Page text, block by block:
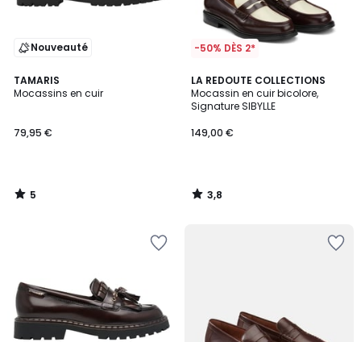
Nouveauté
TAMARIS
Mocassins en cuir
79,95 €
5
/
5
/
-50% DÈS 2*
LA REDOUTE COLLECTIONS
Mocassin en cuir bicolore,
Signature SIBYLLE
149,00 €
3,8
/ 5
3,8
/